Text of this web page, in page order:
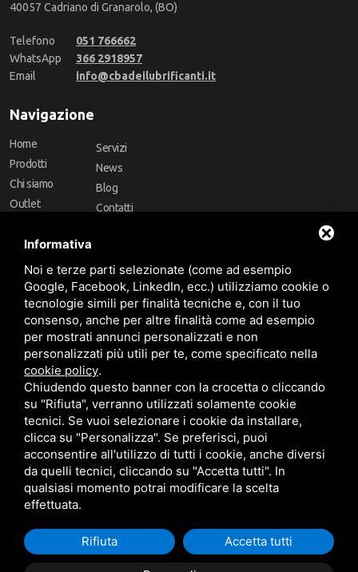
40057 Cadriano di Granarolo, (BO)
Telefono
051 766662
WhatsApp
366 2918957
Email
info@cbadeilubrificanti.it
Navigazione
Home
Prodotti
Chi siamo
Outlet
Marchi
Servizi
News
Blog
Contatti
Follow Us
Area riservata
CBA dei Lubrificanti Spa - P. IVA 00624811204 - Codice fiscale 03472740376
R.E.A. n° 293659 - REG. IMPRESE BO Capitale Sociale €. 120.000 int. versati -
Sitemap Questo sito è protetto da Google reCAPTCHA v3,
Informativa
Noi e terze parti selezionate (come ad esempio
Google, Facebook, LinkedIn, ecc.) utilizziamo cookie o
tecnologie simili per finalità tecniche e, con il tuo
consenso, anche per altre finalità come ad esempio
per mostrati annunci personalizzati e non
personalizzati più utili per te, come specificato nella
cookie policy.
Chiudendo questo banner con la crocetta o cliccando
su "Rifiuta", verranno utilizzati solamente cookie
tecnici. Se vuoi selezionare i cookie da installare,
clicca su "Personalizza". Se preferisci, puoi
acconsentire all'utilizzo di tutti i cookie, anche diversi
da quelli tecnici, cliccando su "Accetta tutti". In
qualsiasi momento potrai modificare la scelta
effettuata.
Rifiuta Accetta tutti